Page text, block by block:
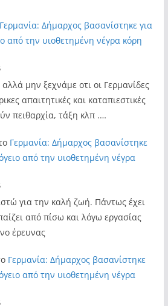
Γερμανία: Δήμαρχος βασανίστηκε για
από την υιοθετημένη νέγρα κόρη
μην ξεχνάμε οτι οι Γερμανίδες
απαιτητικές και καταπιεστικές
πειθαρχία, τάξη κλπ .…
Γερμανία: Δήμαρχος βασανίστηκε
από την υιοθετημένη νέγρα
για την καλή ζωή. Πάντως έχει
από πίσω και λόγω εργασίας
έρευνας
Γερμανία: Δήμαρχος βασανίστηκε
από την υιοθετημένη νέγρα